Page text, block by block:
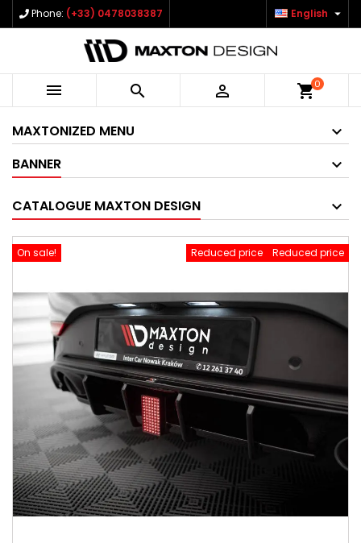
Phone: (+33) 0478038387 English 
   shopping_cart0
MAXTONIZED MENU
BANNER
CATALOGUE MAXTON DESIGN
On sale! Reduced price
Reduced price